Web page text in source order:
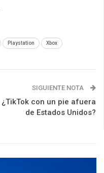
Playstation Xbox
SIGUIENTE NOTA
¿TikTok con un pie afuera
de Estados Unidos?